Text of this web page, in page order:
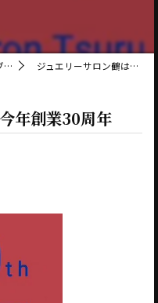
ジュエリーサロン鶴は今年創業30周年
年創業30周年